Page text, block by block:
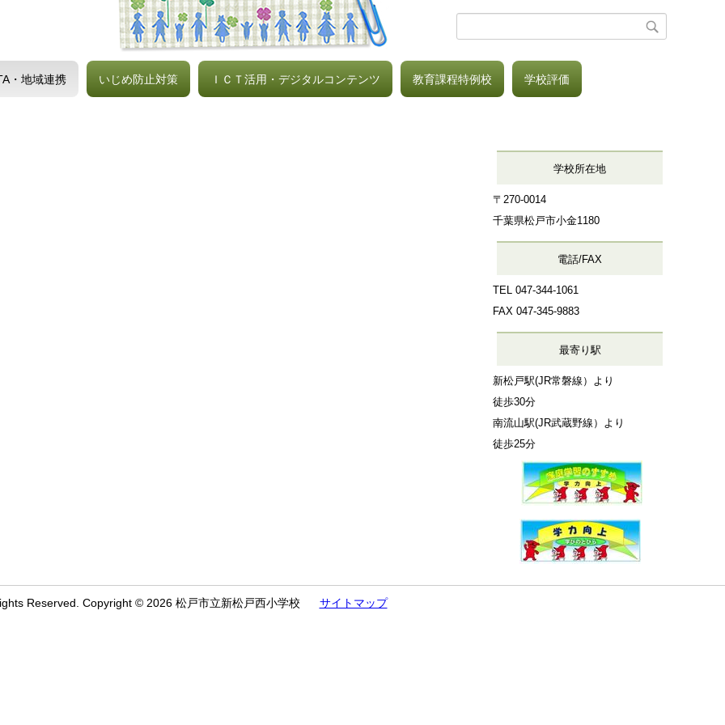
・地域連携 いじめ防止対策 ＩＣＴ活用・デジタルコンテンツ 教育課程特例校 学校評価
学校所在地
〒270-0014
千葉県松戸市小金1180
電話/FAX
TEL 047-344‐1061
FAX 047-345‐9883
最寄り駅
新松戸駅(JR常磐線）より
徒歩30分
南流山駅(JR武蔵野線）より
徒歩25分
Reserved. Copyright © 2026 松戸市立新松戸西小学校 サイトマップ